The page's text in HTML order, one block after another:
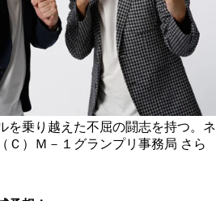
を乗り越えた不屈の闘志を持つ。ネ
）Ｍ－１グランプリ事務局 さら